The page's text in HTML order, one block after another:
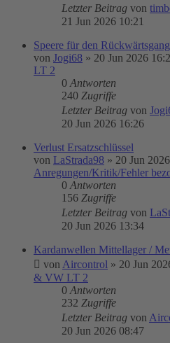
Letzter Beitrag von
21 Jun 2026 10:21
Speere für den
von Jogi68 » 20 Jun 2026
LT 2
0 Antworten
240 Zugriffe
Letzter Beitrag von
20 Jun 2026 16:26
Verlust Ersatzschlüssel
von LaStrada98 » 20 Jun
Anregungen/Kritik/Fehler
0 Antworten
156 Zugriffe
Letzter Beitrag von
20 Jun 2026 13:34
Kardanwellen Mittellager /
von Aircontrol » 20 Jun
& VW LT 2
0 Antworten
232 Zugriffe
Letzter Beitrag von
20 Jun 2026 08:47